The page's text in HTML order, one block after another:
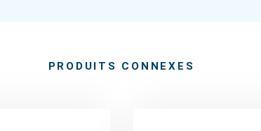
PRODUITS CONNEXES